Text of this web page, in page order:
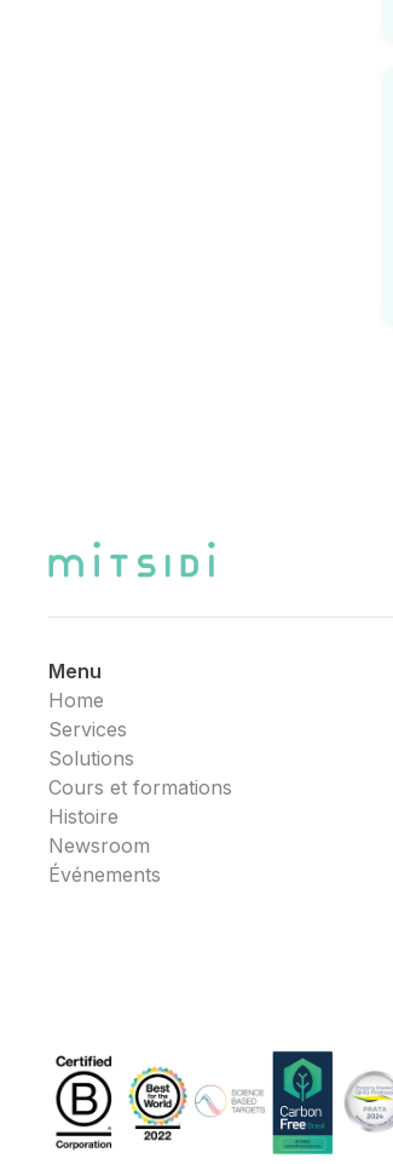
Menu
Home
Services
Solutions
Cours et formations
Histoire
Newsroom
Événements